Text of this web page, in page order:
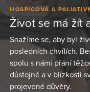
HOSPICOVÁ A
Život se má žít
Snažíme se, aby byl
posledních chvílích.
spolu s námi přání
důstojně a v blízkosti
projevené důvěry.